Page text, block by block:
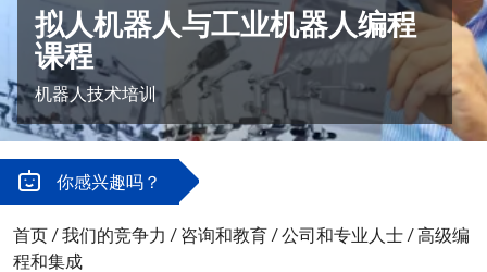
拟人机器人与工业机器人编程
课程
机器人技术培训
你感兴趣吗？
首页 /我们的竞争力 / 咨询和教育 /公司和专业人士 /高级编
程和集成